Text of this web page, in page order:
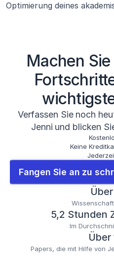
Optimierung deines
Machen
Verfassen Sie noch
Jenni und blicken
Keine
Fangen Sie an zu
5,2 Stunden
Im
Über
Papers, die mit Hilfe von